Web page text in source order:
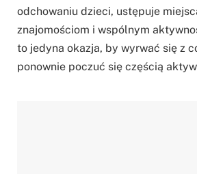
odchowaniu dzieci, ustępuje
znajomościom i wspólnym
to jedyna okazja, by wyrwać się z
ponownie poczuć się częścią